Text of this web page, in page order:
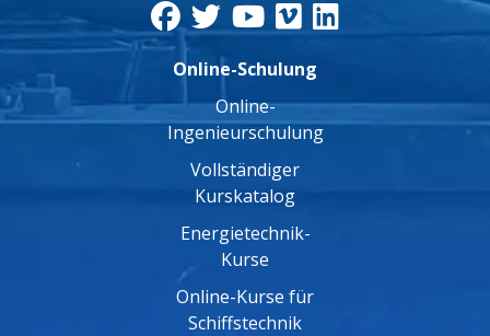
Online-Schulung
Online-
Ingenieurschulung
Vollständiger
Kurskatalog
Energietechnik-
Kurse
Online-Kurse für
Schiffstechnik